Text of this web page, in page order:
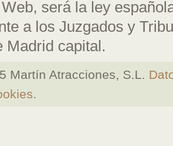
Web, será la ley
a los Juzgados y
Madrid capital.
Martín Atracciones, S.L.
.